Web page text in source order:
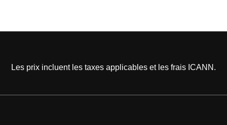
Les prix incluent les taxes applicables et les frais ICANN.